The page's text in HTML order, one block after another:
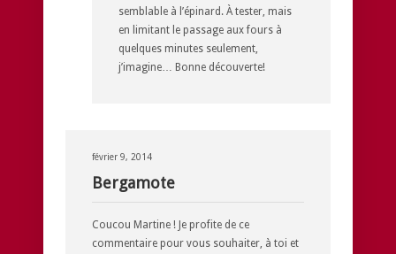
semblable à l’épinard. À tester, mais
en limitant le passage aux fours à
quelques minutes seulement,
j’imagine… Bonne découverte!
février 9, 2014
Bergamote
Coucou Martine ! Je profite de ce
commentaire pour vous souhaiter, à toi et